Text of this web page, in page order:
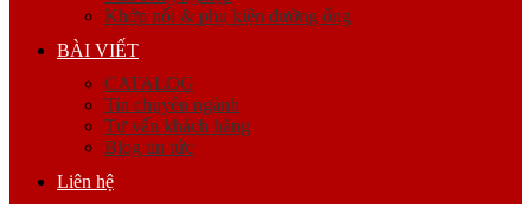
Khớp nối & phụ kiện đường ống
BÀI VIẾT
CATALOG
Tin chuyên ngành
Tư vấn khách hàng
Blog tin tức
Liên hệ